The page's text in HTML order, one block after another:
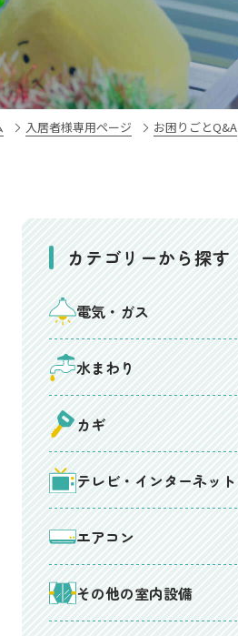
入居者様専用ページ お困りごとQ&A
カテゴリーから探す
電気・ガス
水まわり
カギ
テレビ・インターネット
エアコン
その他の室内設備